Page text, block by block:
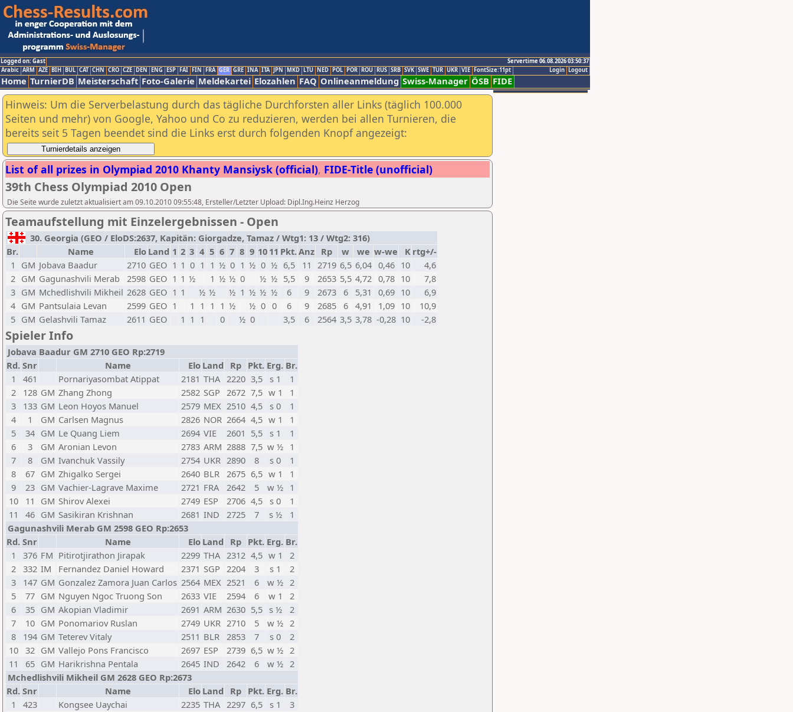
Logged on: Gast
Servertime 06.08.2026 03:50:37
Logout
Login
Arabic ARM AZE BIH BUL CAT CHN CRO CZE DEN ENG ESP FAI FIN FRA GER GRE INA ITA JPN MKD LTU NED POL POR ROU RUS SRB SVK SWE TUR UKR VIE FontSize:11pt
Home TurnierDB Meisterschaft Foto-Galerie Meldekartei Elozahlen FAQ Onlineanmeldung Swiss-Manager ÖSB FIDE
Hinweis: Um die Serverbelastung durch das tägliche Durchforsten aller Links (täglich 100.000
Seiten und mehr) von Google, Yahoo und Co zu reduzieren, werden bei allen Turnieren, die
bereits seit 5 Tagen beendet sind die Links erst durch folgenden Knopf angezeigt:
List of all prizes in Olympiad 2010 Khanty Mansiysk (official), FIDE-Title (unofficial)
39th Chess Olympiad 2010 Open
Die Seite wurde zuletzt aktualisiert am 09.10.2010 09:55:48, Ersteller/Letzter Upload: Dipl.Ing.Heinz Herzog
Teamaufstellung mit Einzelergebnissen - Open
30. Georgia (GEO / EloDS:2637, Kapitän: Giorgadze, Tamaz / Wtg1: 13 / Wtg2: 316)
Br.
Name Elo Land 1 2 3 4 5 6 7 8 9 10 11 Pkt.Anz Rp w we w-we K rtg+/-
1
GM Jobava Baadur 2710 GEO 1 1 0 1 1 ½ 0 1 ½ 0 ½ 6,5 11 2719 6,5 6,04 0,46 10
4,6
2 GM Gagunashvili Merab 2598 GEO 1 1 ½ 1 ½ ½ 0 ½ ½ 5,5 9 2653 5,5 4,72 0,78 10
7,8
3 GM Mchedlishvili Mikheil 2628 GEO 1 1 ½ ½ ½ 1 ½ ½ ½ 6 9 2673 6 5,31 0,69 10
6,9
4 GM Pantsulaia Levan 2599 GEO 1 1 1 1 1 ½ ½ 0 0 6 9 2685 6 4,91 1,09 10
10,9
5 GM Gelashvili Tamaz 2611 GEO 1 1 1 0 ½ 0 3,5 6 2564 3,5 3,78 -0,28 10 -2,8
Spieler Info
Jobava Baadur GM 2710 GEO Rp:2719
Rd. Snr Name Elo Land Rp Pkt. Erg. Br.
1
461 Pornariyasombat Atippat 2181 THA 2220 3,5 s 1
1
2
128 GM Zhang Zhong 2582 SGP 2672 7,5 w 1
1
3
133 GM Leon Hoyos Manuel 2579 MEX 2510 4,5 s 0
1
4
1 GM Carlsen Magnus 2826 NOR 2664 4,5 w 1
1
5
34 GM Le Quang Liem 2694 VIE 2601 5,5 s 1
1
6
3 GM Aronian Levon 2783 ARM 2888 7,5 w ½ 1
7
8 GM Ivanchuk Vassily 2754 UKR 2890 8 s 0
1
8
67 GM Zhigalko Sergei 2640 BLR 2675 6,5 w 1
1
9
23 GM Vachier-Lagrave Maxime 2721 FRA 2642 5 w ½ 1
10
11 GM Shirov Alexei 2749 ESP 2706 4,5 s 0
1
11
46 GM Sasikiran Krishnan 2681 IND 2725 7 s ½
1
Gagunashvili Merab GM 2598 GEO Rp:2653
Rd. Snr Name Elo Land Rp Pkt. Erg. Br.
1
376 FM Pitirotjirathon Jirapak 2299 THA 2312 4,5 w 1
2
2 332 IM Fernandez Daniel Howard 2371 SGP 2204 3 s 1
2
3
147 GM Gonzalez Zamora Juan Carlos 2564 MEX 2521 6 w ½ 2
5
77 GM Nguyen Ngoc Truong Son 2633 VIE 2594 6 w 1
2
6
35 GM Akopian Vladimir 2691 ARM 2630 5,5 s ½
2
7
10 GM Ponomariov Ruslan 2749 UKR 2710 5 w ½ 2
8
194 GM Teterev Vitaly 2511 BLR 2853 7 s 0
2
10 32 GM Vallejo Pons Francisco 2697 ESP 2739 6,5 w ½ 2
11
65 GM Harikrishna Pentala 2645 IND 2642 6 w ½ 2
Mchedlishvili Mikheil GM 2628 GEO Rp:2673
Rd. Snr Name Elo Land Rp Pkt. Erg. Br.
1
423 Kongsee Uaychai 2235 THA 2297 6,5 s 1
3